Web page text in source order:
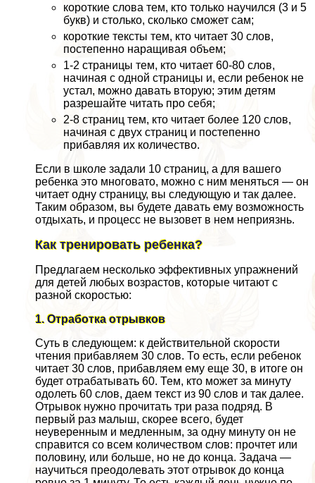
короткие слова тем, кто только научился (3 и 5
букв) и столько, сколько сможет сам;
короткие тексты тем, кто читает 30 слов,
постепенно наращивая объем;
1-2 страницы тем, кто читает 60-80 слов,
начиная с одной страницы и, если ребенок не
устал, можно давать вторую; этим детям
разрешайте читать про себя;
2-8 страниц тем, кто читает более 120 слов,
начиная с двух страниц и постепенно
прибавляя их количество.
Если в школе задали 10 страниц, а для вашего
ребенка это многовато, можно с ним меняться — он
читает одну страницу, вы следующую и так далее.
Таким образом, вы будете давать ему возможность
отдыхать, и процесс не вызовет в нем неприязнь.
Как тренировать ребенка?
Предлагаем несколько эффективных упражнений
для детей любых возрастов, которые читают с
разной скоростью:
1. Отработка отрывков
Суть в следующем: к действительной скорости
чтения прибавляем 30 слов. То есть, если ребенок
читает 30 слов, прибавляем ему еще 30, в итоге он
будет отpaбатывать 60. Тем, кто может за минуту
одолеть 60 слов, даем текст из 90 слов и так далее.
Отрывок нужно прочитать три раза подряд. В
первый раз малыш, скорее всего, будет
неуверенным и медленным, за одну минуту он не
справится со всем количеством слов: прочтет или
половину, или больше, но не до конца. Задача —
научиться преодолевать этот отрывок до конца